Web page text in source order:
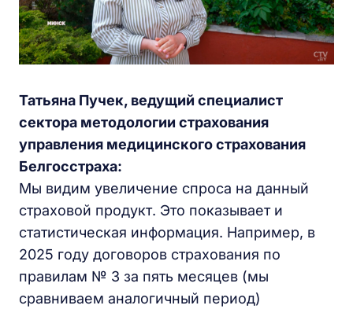
Татьяна Пучек, ведущий специалист
сектора методологии страхования
управления медицинского страхования
Белгосстраха:
Мы видим увеличение спроса на данный
страховой продукт. Это показывает и
статистическая информация. Например, в
2025 году договоров страхования по
правилам № 3 за пять месяцев (мы
сравниваем аналогичный период)